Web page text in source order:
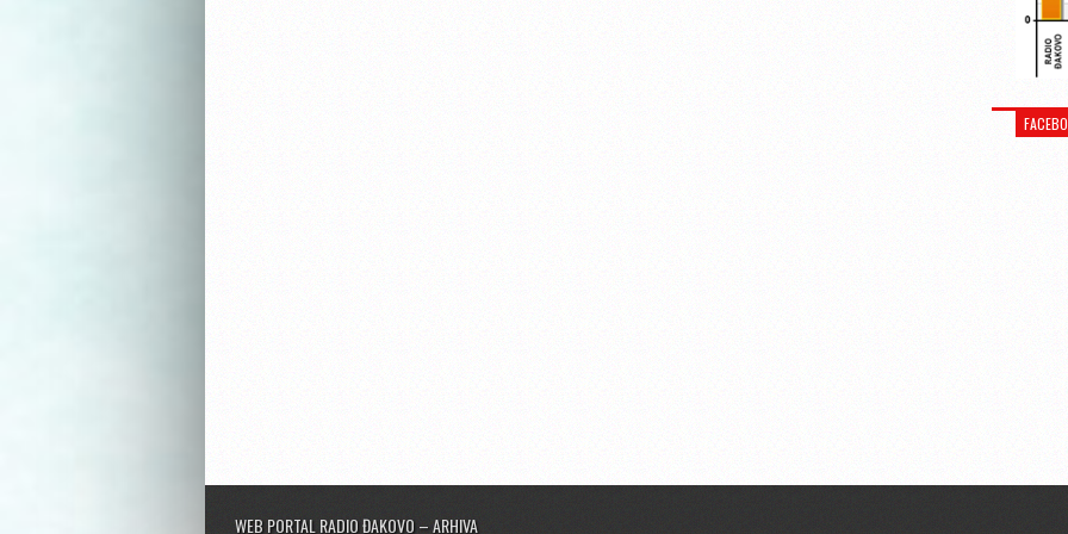
WEB PORTAL RADIO ĐAKOVO – ARHIVA